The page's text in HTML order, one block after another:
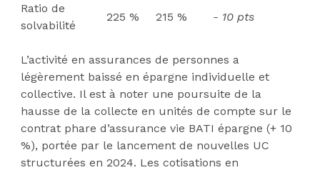
Ratio de
solvabilité
225 % 215 % - 10 pts
L’activité en assurances de personnes a
légèrement baissé en épargne individuelle et
collective. Il est à noter une poursuite de la
hausse de la collecte en unités de compte sur le
contrat phare d’assurance vie BATI épargne (+ 10
%), portée par le lancement de nouvelles UC
structurées en 2024. Les cotisations en